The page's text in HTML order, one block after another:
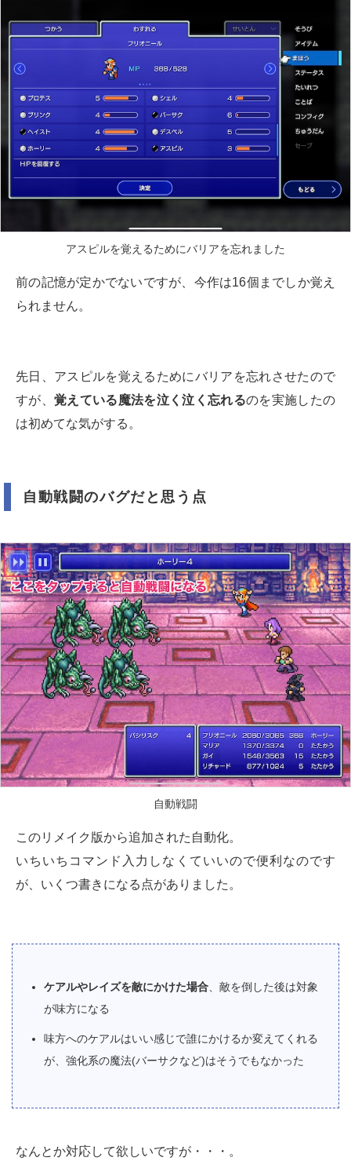
アスピルを覚えるためにバリアを忘れました
前の記憶が定かでないですが、今作は16個までしか覚え
られません。
先日、アスピルを覚えるためにバリアを忘れさせたので
すが、 覚えている魔法を泣く泣く忘れるのを実施したの
は初めてな気がする。
自動戦闘のバグだと思う点
自動戦闘
このリメイク版から追加された自動化。
いちいちコマンド入力しなくていいので便利なのです
が、いくつ書きになる点がありました。
ケアルやレイズを敵にかけた場合 、敵を倒した後は対象
が味方になる
味方へのケアルはいい感じで誰にかけるか変えてくれる
が、強化系の魔法(バーサクなど)はそうでもなかった
なんとか対応して欲しいですが・・・。